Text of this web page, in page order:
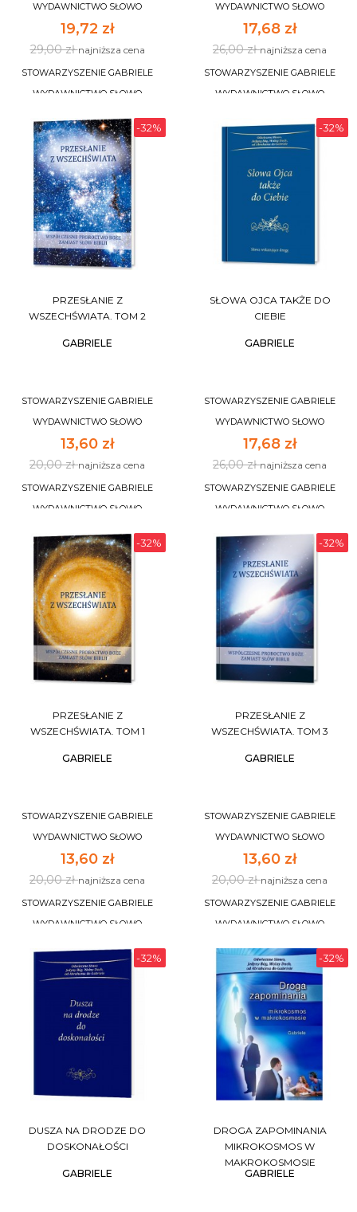
WYDAWNICTWO SŁOWO
19,72 zł
29,00 złnajniższa cena
STOWARZYSZENIE GABRIELE
WYDAWNICTWO SŁOWO
DO KOSZYKA
WYDAWNICTWO SŁOWO
17,68 zł
26,00 złnajniższa cena
STOWARZYSZENIE GABRIELE
WYDAWNICTWO SŁOWO
DO KOSZYKA
-32%
PRZESŁANIE Z
WSZECHŚWIATA. TOM 2
GABRIELE
STOWARZYSZENIE GABRIELE
WYDAWNICTWO SŁOWO
13,60 zł
20,00 złnajniższa cena
STOWARZYSZENIE GABRIELE
WYDAWNICTWO SŁOWO
DO KOSZYKA
-32%
SŁOWA OJCA TAKŻE DO
CIEBIE
GABRIELE
STOWARZYSZENIE GABRIELE
WYDAWNICTWO SŁOWO
17,68 zł
26,00 złnajniższa cena
STOWARZYSZENIE GABRIELE
WYDAWNICTWO SŁOWO
DO KOSZYKA
-32%
PRZESŁANIE Z
WSZECHŚWIATA. TOM 1
GABRIELE
STOWARZYSZENIE GABRIELE
WYDAWNICTWO SŁOWO
13,60 zł
20,00 złnajniższa cena
STOWARZYSZENIE GABRIELE
WYDAWNICTWO SŁOWO
DO KOSZYKA
-32%
PRZESŁANIE Z
WSZECHŚWIATA. TOM 3
GABRIELE
STOWARZYSZENIE GABRIELE
WYDAWNICTWO SŁOWO
13,60 zł
20,00 złnajniższa cena
STOWARZYSZENIE GABRIELE
WYDAWNICTWO SŁOWO
DO KOSZYKA
-32%
DUSZA NA DRODZE DO
DOSKONAŁOŚCI
GABRIELE
-32%
DROGA ZAPOMINANIA
MIKROKOSMOS W
MAKROKOSMOSIE
GABRIELE